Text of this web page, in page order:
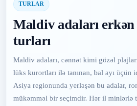
TURLAR
Maldiv adaları erkən
turları
Maldiv adaları, cənnət kimi gözəl
lüks kurortları ilə tanınan, bal ayı üçün
Asiya regionunda yerləşən bu adalar,
mükəmməl bir seçimdir. Hər il minlərlə